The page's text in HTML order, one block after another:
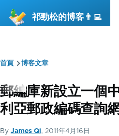
祁勁松的博客👨‍💻
導
航
連
結
首頁 博客文章
郵編庫新設立一個
利亞郵政編碼查詢
By James Qi, 2011年4月16日